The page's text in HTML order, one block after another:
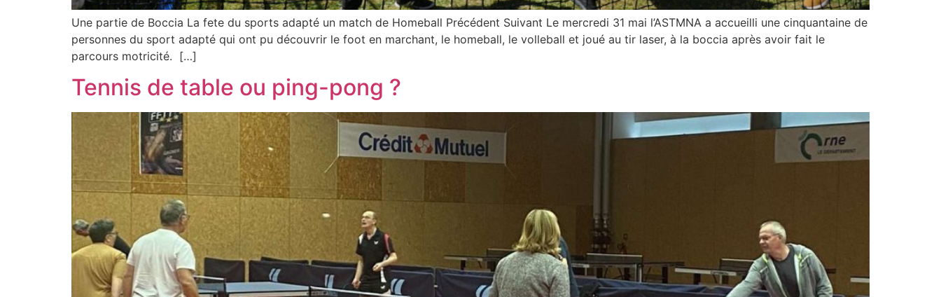
Une partie de Boccia La fete du sports adapté un match de Homeball Précédent Suivant Le mercredi 31 mai l’ASTMNA a accueilli une cinquantaine de
personnes du sport adapté qui ont pu découvrir le foot en marchant, le homeball, le volleball et joué au tir laser, à la boccia après avoir fait le
parcours motricité. […]
Tennis de table ou ping-pong ?